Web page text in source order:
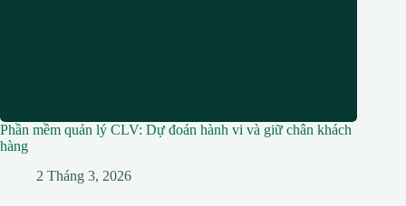
Phần mềm quản lý CLV: Dự đoán hành vi và giữ chân khách
hàng
2 Tháng 3, 2026